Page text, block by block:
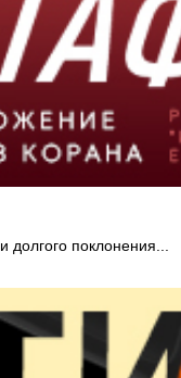
поклонения...